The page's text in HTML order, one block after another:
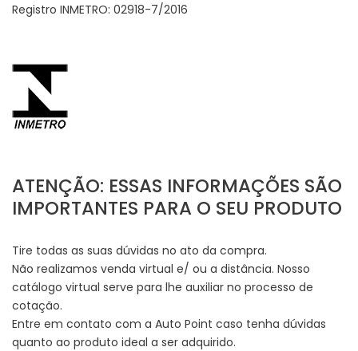
Registro INMETRO: 02918-7/2016
ATENÇÃO: ESSAS INFORMAÇÕES SÃO
IMPORTANTES PARA O SEU PRODUTO
Tire todas as suas dúvidas no ato da compra.
Não realizamos venda virtual e/ ou a distância. Nosso
catálogo virtual serve para lhe auxiliar no processo de
cotação.
Entre em contato com a Auto Point caso tenha dúvidas
quanto ao produto ideal a ser adquirido.